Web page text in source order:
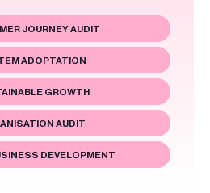
JOURNEY AUDIT
ADOPTATION
GROWTH
AUDIT
DEVELOPMENT